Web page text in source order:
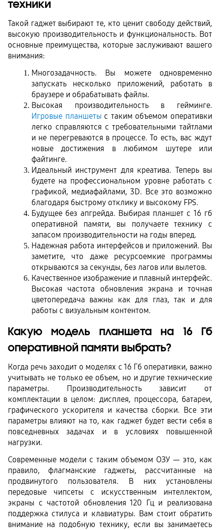
техники
Такой гаджет выбирают те, кто ценит свободу действий,
высокую производительность и функциональность. Вот
основные преимущества, которые заслуживают вашего
внимания:
Многозадачность. Вы можете одновременно
запускать несколько приложений, работать в
браузере и обрабатывать файлы.
Игровые планшеты с таким объемом оперативки
легко справляются с требовательными тайтлами
и не перегреваются в процессе. То есть, вас ждут
новые достижения в любимом шутере или
файтинге.
Идеальный инструмент для креатива. Теперь вы
будете на профессиональном уровне работать с
графикой, медиафайлами, 3D. Все это возможно
благодаря быстрому отклику и высокому FPS.
Будущее без апгрейда. Выбирая планшет с 16 гб
оперативной памяти, вы получаете технику с
запасом производительности на годы вперед.
Надежная работа интерфейсов и приложений. Вы
заметите, что даже ресурсоемкие программы
открываются за секунды, без лагов или вылетов.
Качественное изображение и плавный интерфейс.
Высокая частота обновления экрана и точная
цветопередача важны как для глаз, так и для
работы с визуальным контентом.
Какую модель планшета на 16 Гб
оперативной памяти выбрать?
Когда речь заходит о моделях с 16 Гб оперативки, важно
учитывать не только ее объем, но и другие технические
параметры. Производительность зависит от
комплектации в целом: дисплея, процессора, батареи,
графического ускорителя и качества сборки. Все эти
параметры влияют на то, как гаджет будет вести себя в
повседневных задачах и в условиях повышенной
нагрузки.
Современные модели с таким объемом ОЗУ — это, как
правило, флагманские гаджеты, рассчитанные на
продвинутого пользователя. В них установлены
передовые чипсеты с искусственным интеллектом,
экраны с частотой обновления 120 Гц и реализована
поддержка стилуса и клавиатуры. Вам стоит обратить
внимание на подобную технику, если вы занимаетесь